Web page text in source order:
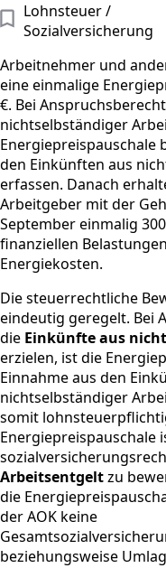
Lohnsteuer /
Sozialversicherung
Arbeitnehmer und
eine einmalige
€. Bei
nichtselbständiger
Energiepreispauschale
den Einkünften aus
erfassen. Danach
Arbeitgeber mit der
September einmalig
finanziellen
Energiekosten.
Die steuerrechtliche
eindeutig geregelt. Bei
die Einkünfte aus
erzielen, ist die
Einnahme aus den
nichtselbständiger
somit
Energiepreispauschale
Arbeitsentgeltzu
die
der AOK keine
beziehungsweise